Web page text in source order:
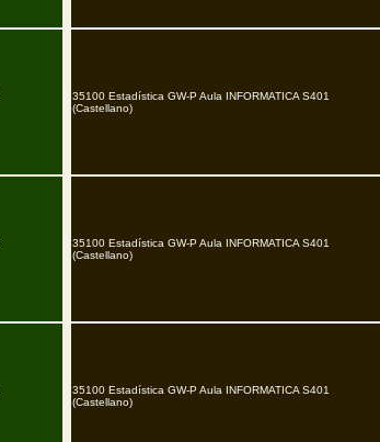
35100 Estadística GW-P Aula INFORMATICA S401
(Castellano)
35100 Estadística GW-P Aula INFORMATICA S401
(Castellano)
35100 Estadística GW-P Aula INFORMATICA S401
(Castellano)